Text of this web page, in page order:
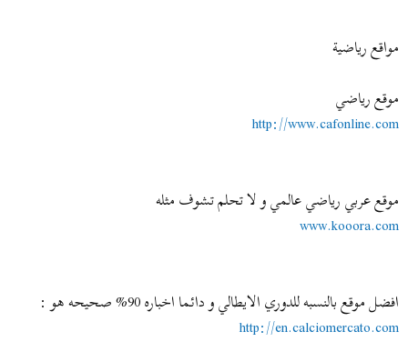
مواقع رياضية
موقع رياضي
http://www.cafonline.com
موقع عربي رياضي عالمي و لا تحلم تشوف مثله
www.kooora.com
افضل موقع بالنسبه للدوري الايطالي و دائما اخباره 90% صحيحه هو :
http://en.calciomercato.com